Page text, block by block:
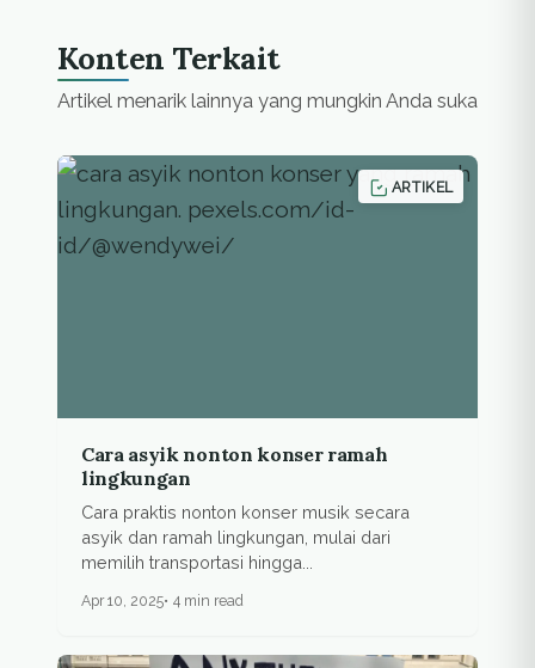
Konten Terkait
Artikel menarik lainnya yang mungkin Anda suka
ARTIKEL
Cara asyik nonton konser ramah
lingkungan
Cara praktis nonton konser musik secara
asyik dan ramah lingkungan, mulai dari
memilih transportasi hingga...
Apr 10, 2025 4 min read